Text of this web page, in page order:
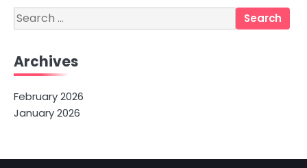
Search
for:
Archives
February 2026
January 2026